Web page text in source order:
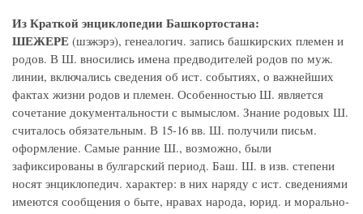
Из Краткой энциклопедии Башкортостана:
ШЕЖЕРЕ (шэжэрэ), генеалогич. запись башкирских племен и
родов. В Ш. вносились имена предводителей родов по муж.
линии, включались сведения об ист. событиях, о важнейших
фактах жизни родов и племен. Особенностью Ш. является
сочетание документальности с вымыслом. Знание родовых Ш.
считалось обязательным. В 15-16 вв. Ш. получили письм.
оформление. Самые ранние Ш., возможно, были
зафиксированы в булгарский период. Баш. Ш. в изв. степени
носят энциклопедич. характер: в них наряду с ист. сведениями
имеются сообщения о быте, нравах народа, юрид. и морально-